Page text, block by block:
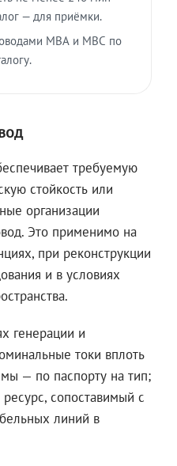
— для приёмки.
МВА и МВС по
требуемую
стойкость или
организации
Это применимо на
при реконструкции
и в условиях
генерации и
токи вплоть
— по паспорту на тип;
сопоставимый с
линий в